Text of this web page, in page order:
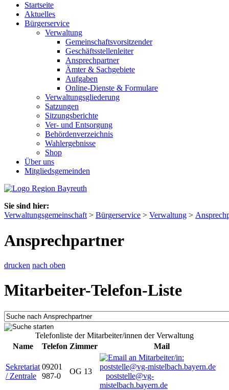
Startseite
Aktuelles
Bürgerservice
Verwaltung
Gemeinschaftsvorsitzender
Geschäftsstellenleiter
Ansprechpartner
Ämter & Sachgebiete
Aufgaben
Online-Dienste & Formulare
Verwaltungsgliederung
Satzungen
Sitzungsberichte
Ver- und Entsorgung
Behördenverzeichnis
Wahlergebnisse
Shop
Über uns
Mitgliedsgemeinden
Sie sind hier:
Verwaltungsgemeinschaft > Bürgerservice > Verwaltung >
Ansprechpartner
drucken nach oben
Mitarbeiter-Telefon-Liste
Telefonliste der Mitarbeiter/innen der Verwaltung
Name
Telefon Zimmer Mail
Sekretariat
/ Zentrale
09201
987-0
OG 13
poststelle@vg-
mistelbach.bayern.de